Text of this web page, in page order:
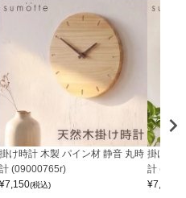
掛け時計 木製 パイン材 静音 丸時
計 (09000765r)
¥7,150(税込)
掛け時
計
¥7,150